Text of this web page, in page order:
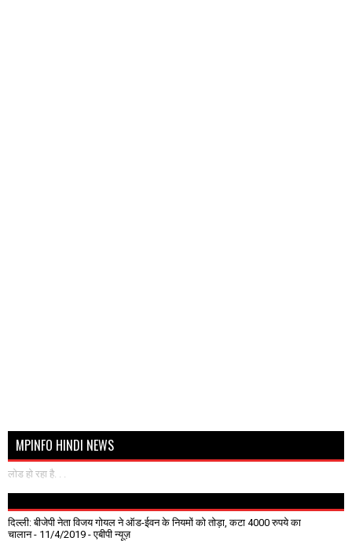
MPINFO HINDI NEWS
लोड हो रहा है. . .
दिल्ली: बीजेपी नेता विजय गोयल ने ऑड-ईवन के नियमों को तोड़ा, कटा 4000 रुपये का
चालान- 11/4/2019 - एबीपी न्यूज़